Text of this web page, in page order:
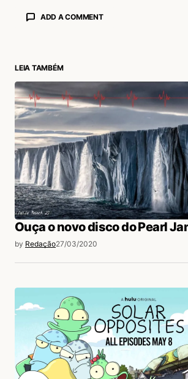
ADD A COMMENT
LEIA TAMBÉM
Ouça o novo disco do Pearl
by Redação27/03/2020